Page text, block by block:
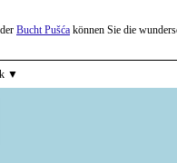
Bucht Pušća können Sie die
to element.
show list, use the arrow keys to